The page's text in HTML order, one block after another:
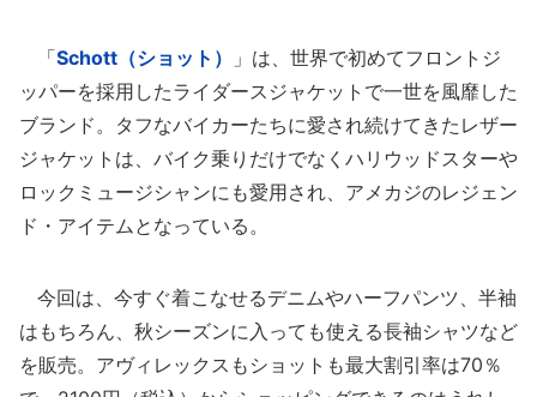
「Schott（ショット）
」は、世界で初めてフロントジ
ッパーを採用したライダースジャケットで一世を風靡した
ブランド。タフなバイカーたちに愛され続けてきたレザー
ジャケットは、バイク乗りだけでなくハリウッドスターや
ロックミュージシャンにも愛用され、アメカジのレジェン
ド・アイテムとなっている。
今回は、今すぐ着こなせるデニムやハーフパンツ、半袖
はもちろん、秋シーズンに入っても使える長袖シャツなど
を販売。アヴィレックスもショットも最大割引率は70％